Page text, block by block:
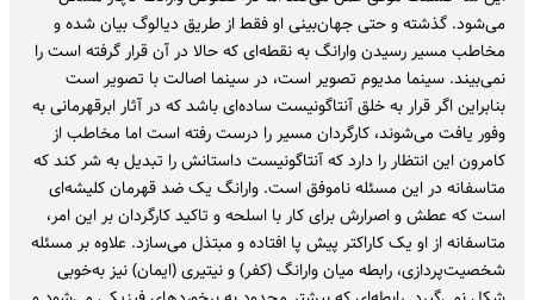
می‌شود. گذشته و حتی جهان‌بینی او فقط از طریق دیالوگ بیان شده و
مخاطب مسیر رسیدن وارانگ به نقطه‌ای که حالا در آن قرار گرفته است را
نمی‌بیند. سینما مدیوم تصویر است، در سینما اصالت با تصویر است
بنابراین اگر قرار به خلق آنتاگونیست ساده‌ای باشد که در آثار ابرقهرمانی به
وفور یافت می‌شوند، کارگردان مسیر را درست رفته است اما مخاطب از
کامرون این انتظار را دارد که آنتاگونیست داستانش را تبدیل به شر کند که
متاسفانه در این مسئله ناموفق است. وارانگ یک ضد قهرمان کلیشه‌ای
است که عطش و اصرارش برای کار با اسلحه و تاکید کارگردان بر این امر،
متاسفانه از او یک کاراکتر پیش پا افتاده و مبتذل می‌سازد. علاوه بر مسئله
شخصیت‌پردازی، رابطه میان وارانگ (کفر) و نیتیری (ایمان) نیز به‌خوبی